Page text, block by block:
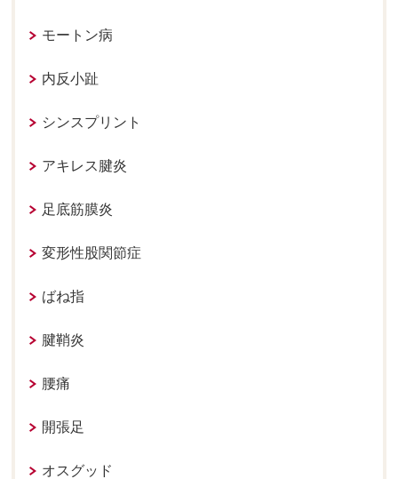
モートン病
内反小趾
シンスプリント
アキレス腱炎
足底筋膜炎
変形性股関節症
ばね指
腱鞘炎
腰痛
開張足
オスグッド